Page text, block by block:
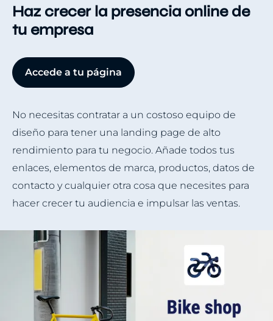
Haz crecer la presencia online de
tu empresa
Accede a tu página
No necesitas contratar a un costoso equipo de
diseño para tener una landing page de alto
rendimiento para tu negocio. Añade todos tus
enlaces, elementos de marca, productos, datos de
contacto y cualquier otra cosa que necesites para
hacer crecer tu audiencia e impulsar las ventas.